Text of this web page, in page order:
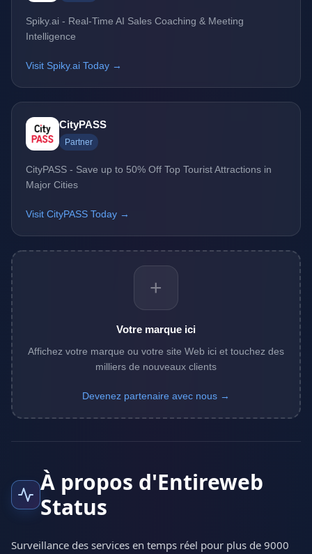
Spiky.ai - Real-Time AI Sales Coaching & Meeting
Intelligence
Visit Spiky.ai Today →
CityPASS
Partner
CityPASS - Save up to 50% Off Top Tourist Attractions in
Major Cities
Visit CityPASS Today →
+
Votre marque ici
Affichez votre marque ou votre site Web ici et touchez des
milliers de nouveaux clients
Devenez partenaire avec nous →
À propos d'Entireweb
Status
Surveillance des services en temps réel pour plus de 9000